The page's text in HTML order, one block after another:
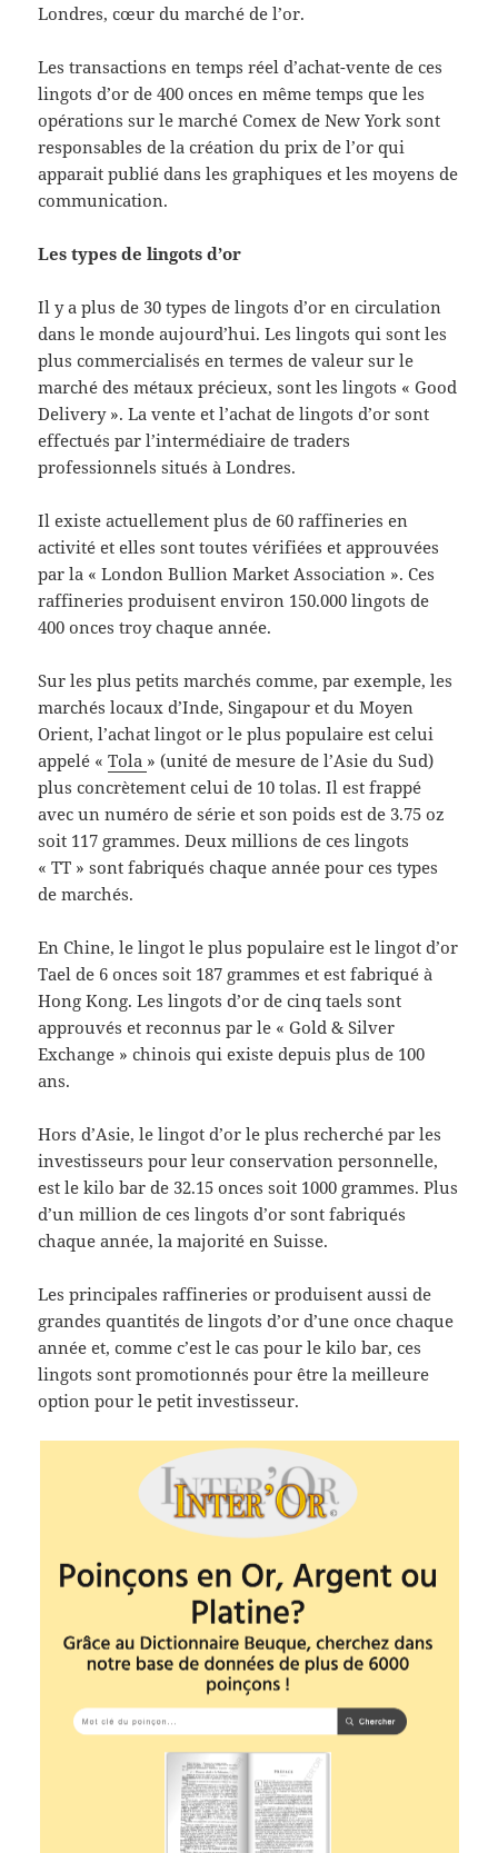
Londres, cœur du marché de l’or.
Les transactions en temps réel d’achat-vente de ces
lingots d’or de 400 onces en même temps que les
opérations sur le marché Comex de New York sont
responsables de la création du prix de l’or qui
apparait publié dans les graphiques et les moyens de
communication.
Les types de lingots d’or
Il y a plus de 30 types de lingots d’or en circulation
dans le monde aujourd’hui. Les lingots qui sont les
plus commercialisés en termes de valeur sur le
marché des métaux précieux, sont les lingots « Good
Delivery ». La vente et l’achat de lingots d’or sont
effectués par l’intermédiaire de traders
professionnels situés à Londres.
Il existe actuellement plus de 60 raffineries en
activité et elles sont toutes vérifiées et approuvées
par la « London Bullion Market Association ». Ces
raffineries produisent environ 150.000 lingots de
400 onces troy chaque année.
Sur les plus petits marchés comme, par exemple, les
marchés locaux d’Inde, Singapour et du Moyen
Orient, l’achat lingot or le plus populaire est celui
appelé «Tola » (unité de mesure de l’Asie du Sud)
plus concrètement celui de 10 tolas. Il est frappé
avec un numéro de série et son poids est de 3.75 oz
soit 117 grammes. Deux millions de ces lingots
« TT » sont fabriqués chaque année pour ces types
de marchés.
En Chine, le lingot le plus populaire est le lingot d’or
Tael de 6 onces soit 187 grammes et est fabriqué à
Hong Kong. Les lingots d’or de cinq taels sont
approuvés et reconnus par le « Gold & Silver
Exchange » chinois qui existe depuis plus de 100
ans.
Hors d’Asie, le lingot d’or le plus recherché par les
investisseurs pour leur conservation personnelle,
est le kilo bar de 32.15 onces soit 1000 grammes. Plus
d’un million de ces lingots d’or sont fabriqués
chaque année, la majorité en Suisse.
Les principales raffineries or produisent aussi de
grandes quantités de lingots d’or d’une once chaque
année et, comme c’est le cas pour le kilo bar, ces
lingots sont promotionnés pour être la meilleure
option pour le petit investisseur.